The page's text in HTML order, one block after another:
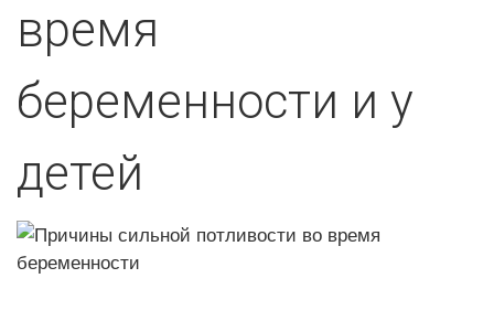
время
беременности и у
детей